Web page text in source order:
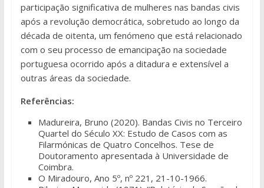
participação significativa de mulheres nas bandas civis
após a revolução democrática, sobretudo ao longo da
década de oitenta, um fenómeno que está relacionado
com o seu processo de emancipação na sociedade
portuguesa ocorrido após a ditadura e extensível a
outras áreas da sociedade.
Referências:
Madureira, Bruno (2020). Bandas Civis no Terceiro
Quartel do Século XX: Estudo de Casos com as
Filarmónicas de Quatro Concelhos. Tese de
Doutoramento apresentada à Universidade de
Coimbra.
O Miradouro, Ano 5º, nº 221, 21-10-1966.